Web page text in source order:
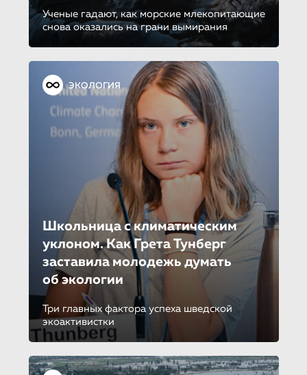
Ученые гадают, как морские млекопитающие
снова оказались на грани вымирания
ЭКОЛОГИЯ
Школьница с климатическим
уклоном. Как Грета Тунберг
заставила молодежь думать
об экологии
Три главных фактора успеха шведской
экоактивистки